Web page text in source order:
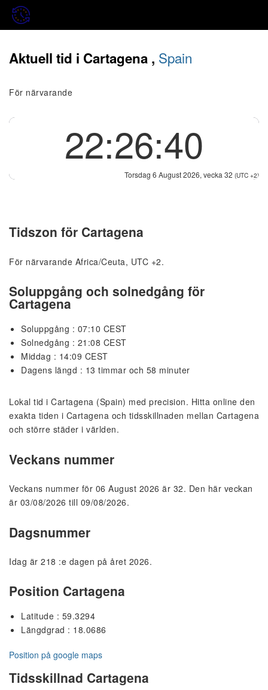
Aktuell tid i Cartagena , Spain
För närvarande
22:26:40
Torsdag 6 August 2026, vecka 32 (UTC +2)
Tidszon för Cartagena
För närvarande Africa/Ceuta, UTC +2.
Soluppgång och solnedgång för
Cartagena
Soluppgång : 07:10 CEST
Solnedgång : 21:08 CEST
Middag : 14:09 CEST
Dagens längd : 13 timmar och 58 minuter
Lokal tid i Cartagena (Spain) med precision. Hitta online den
exakta tiden i Cartagena och tidsskillnaden mellan Cartagena
och större städer i världen.
Veckans nummer
Veckans nummer för 06 August 2026 är 32. Den här veckan
är 03/08/2026 till 09/08/2026.
Dagsnummer
Idag är 218 :e dagen på året 2026.
Position Cartagena
Latitude : 59.3294
Längdgrad : 18.0686
Position på google maps
Tidsskillnad Cartagena